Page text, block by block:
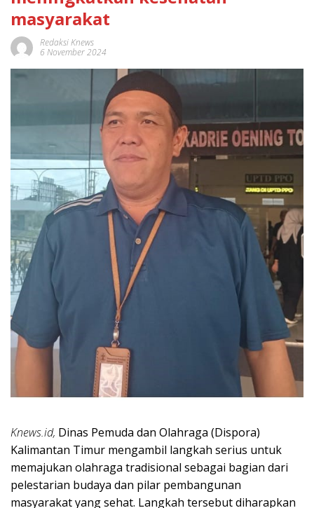
masyarakat
Redaksi Knews
6 November 2024
Knews.id, Dinas Pemuda dan Olahraga (Dispora)
Kalimantan Timur mengambil langkah serius untuk
memajukan olahraga tradisional sebagai bagian dari
pelestarian budaya dan pilar pembangunan
masyarakat yang sehat. Langkah tersebut diharapkan